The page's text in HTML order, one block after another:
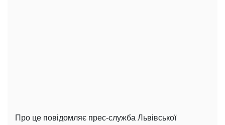
Про це повідомляє прес-служба Львівської